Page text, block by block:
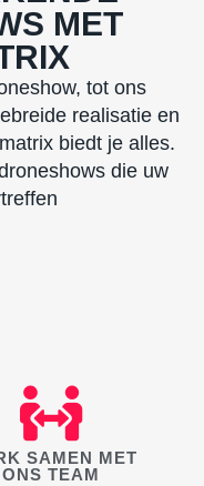
MET
tot ons
realisatie en
biedt je alles.
die uw
SAMEN MET
ONS TEAM